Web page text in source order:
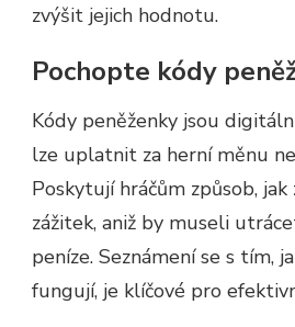
zvýšit jejich hodnotu.
Pochopte kódy
Kódy peněženky jsou
lze uplatnit za herní měnu
Poskytují hráčům způsob,
zážitek, aniž by museli
peníze. Seznámení se s tím,
fungují, je klíčové pro